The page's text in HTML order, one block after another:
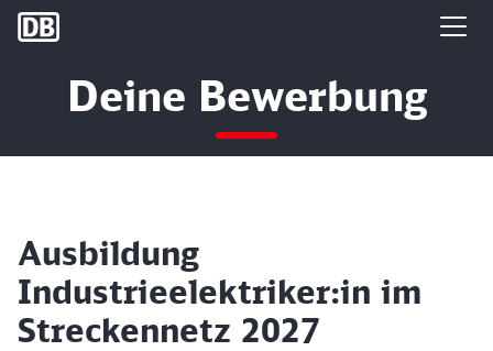
DB Group
Deine Bewerbung
Ausbildung
Industrieelektriker:in im
Streckennetz 2027